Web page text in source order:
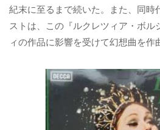
紀末に至るまで続いた。また、同時
ストは、この『ルクレツィア・ボル
ィの作品に影響を受けて幻想曲を作